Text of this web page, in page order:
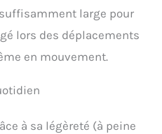
large pour
lors des déplacements
en mouvement.
à sa légèreté (à peine